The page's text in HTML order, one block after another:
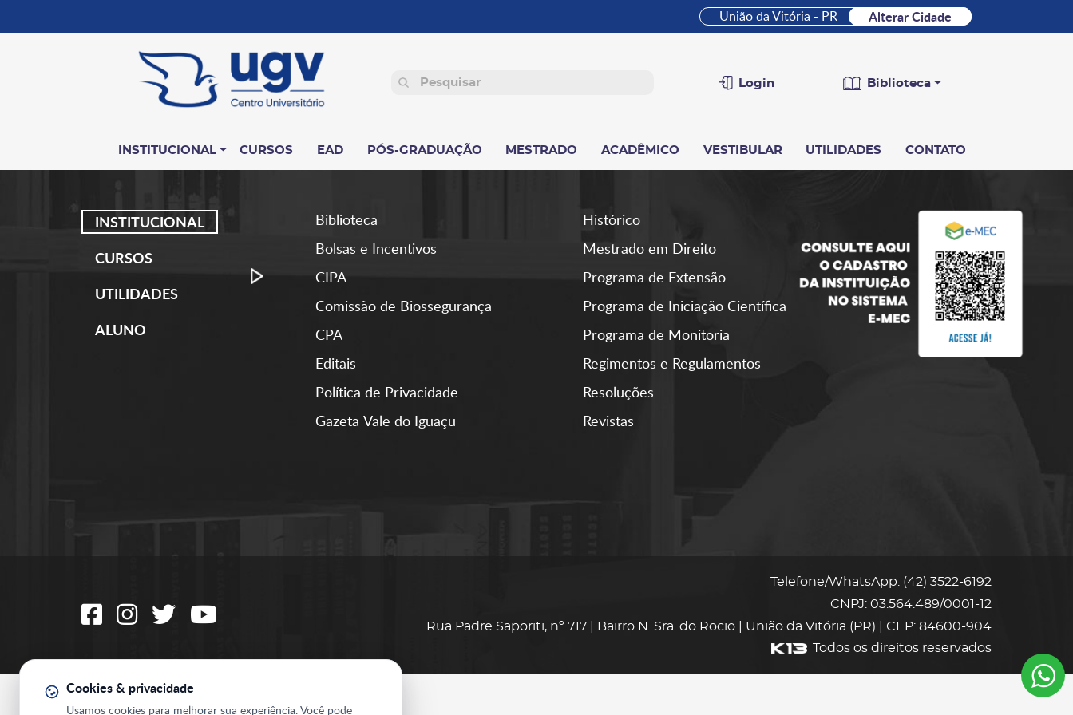
União da Vitória - PR Alterar Cidade
Login Biblioteca
INSTITUCIONAL CURSOS EAD PÓS-GRADUAÇÃO MESTRADO ACADÊMICO VESTIBULAR UTILIDADES CONTATO
INSTITUCIONAL
CURSOS
UTILIDADES
ALUNO
Biblioteca
Bolsas e Incentivos
CIPA
Comissão de Biossegurança
CPA
Editais
Política de Privacidade
Gazeta Vale do Iguaçu
Histórico
Mestrado em Direito
Programa de Extensão
Programa de Iniciação Científica
Programa de Monitoria
Regimentos e Regulamentos
Resoluções
Revistas
Telefone/WhatsApp: (42) 3522-6192
CNPJ: 03.564.489/0001-12
Rua Padre Saporiti, nº 717 | Bairro N. Sra. do Rocio | União da Vitória (PR) | CEP: 84600-904
Todos os direitos reservados
Cookies & privacidade
Usamos cookies para melhorar sua experiência. Você pode